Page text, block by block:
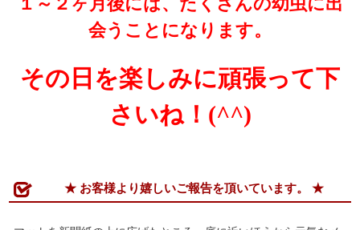
会うことになります。
その日を楽しみに頑張って下
さいね！(^^)
★ お客様より嬉しいご報告を頂いています。 ★